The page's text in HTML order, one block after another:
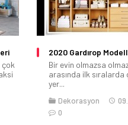
çok
2020 Gardırop
Bir evin olmazsa
arasında ilk sıralarda
yer...
Dekorasyon
0